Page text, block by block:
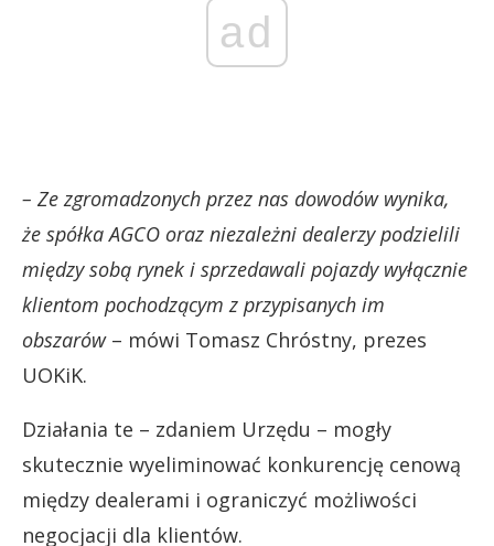
ad
– Ze zgromadzonych przez nas dowodów wynika,
że spółka AGCO oraz niezależni dealerzy podzielili
między sobą rynek i sprzedawali pojazdy wyłącznie
klientom pochodzącym z przypisanych im
obszarów– mówi Tomasz Chróstny, prezes
UOKiK.
Działania te – zdaniem Urzędu – mogły
skutecznie wyeliminować konkurencję cenową
między dealerami i ograniczyć możliwości
negocjacji dla klientów.